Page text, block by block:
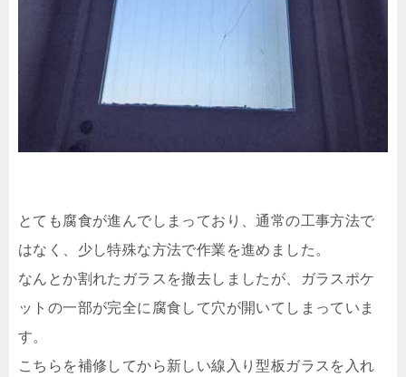
とても腐食が進んでしまっており、通常の工事方法で
はなく、少し特殊な方法で作業を進めました。
なんとか割れたガラスを撤去しましたが、ガラスポケ
ットの一部が完全に腐食して穴が開いてしまっていま
す。
こちらを補修してから新しい線入り型板ガラスを入れ